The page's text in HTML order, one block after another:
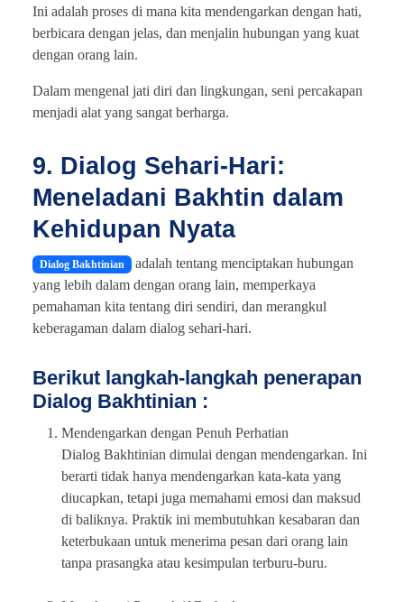
Ini adalah proses di mana kita mendengarkan dengan hati,
berbicara dengan jelas, dan menjalin hubungan yang kuat
dengan orang lain.
Dalam mengenal jati diri dan lingkungan, seni percakapan
menjadi alat yang sangat berharga.
9. Dialog Sehari-Hari:
Meneladani Bakhtin dalam
Kehidupan Nyata
Dialog Bakhtinian
adalah tentang menciptakan hubungan
yang lebih dalam dengan orang lain, memperkaya
pemahaman kita tentang diri sendiri, dan merangkul
keberagaman dalam dialog sehari-hari.
Berikut langkah-langkah penerapan
Dialog Bakhtinian :
Mendengarkan dengan Penuh Perhatian
Dialog Bakhtinian dimulai dengan mendengarkan. Ini
berarti tidak hanya mendengarkan kata-kata yang
diucapkan, tetapi juga memahami emosi dan maksud
di baliknya. Praktik ini membutuhkan kesabaran dan
keterbukaan untuk menerima pesan dari orang lain
tanpa prasangka atau kesimpulan terburu-buru.